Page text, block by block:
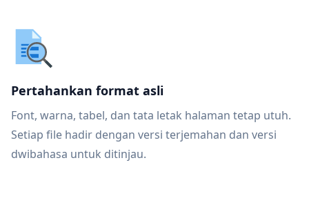
Pertahankan format asli
Font, warna, tabel, dan tata letak halaman tetap utuh.
Setiap file hadir dengan versi terjemahan dan versi
dwibahasa untuk ditinjau.